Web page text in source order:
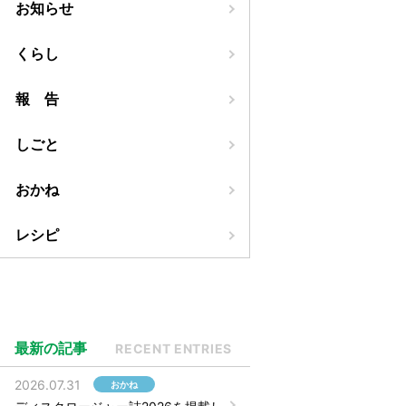
お知らせ
くらし
報 告
しごと
おかね
レシピ
最新の記事 RECENT ENTRIES
2026.07.31 おかね